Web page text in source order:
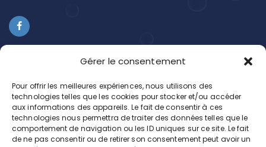
Gérer le consentement
Pour offrir les meilleures expériences, nous utilisons des
technologies telles que les cookies pour stocker et/ou accéder
aux informations des appareils. Le fait de consentir à ces
technologies nous permettra de traiter des données telles que le
comportement de navigation ou les ID uniques sur ce site. Le fait
de ne pas consentir ou de retirer son consentement peut avoir un
Informations légales
Mentions légales
Politique de confidentialité